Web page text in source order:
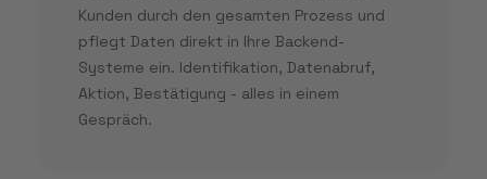
Kunden durch den gesamten Prozess und
pflegt Daten direkt in Ihre Backend-
Systeme ein. Identifikation, Datenabruf,
Aktion, Bestätigung - alles in einem
Gespräch.